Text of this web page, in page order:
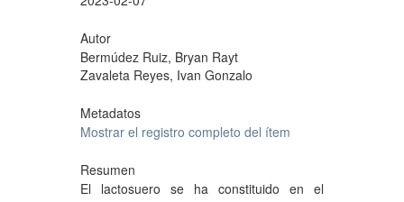
Autor
Bermúdez Ruiz, Bryan Rayt
Zavaleta Reyes, Ivan Gonzalo
Metadatos
Mostrar el registro completo del ítem
Resumen
El lactosuero se ha constituido en el